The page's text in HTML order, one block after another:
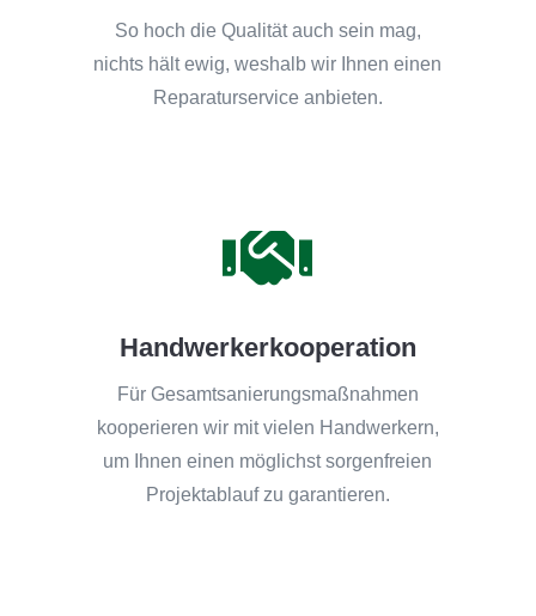
So hoch die Qualität auch sein mag,
nichts hält ewig, weshalb wir Ihnen einen
Reparaturservice anbieten.

Handwerkerkooperation
Für Gesamtsanierungsmaßnahmen
kooperieren wir mit vielen Handwerkern,
um Ihnen einen möglichst sorgenfreien
Projektablauf zu garantieren.